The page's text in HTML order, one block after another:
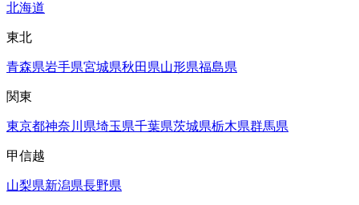
北海道
東北
青森県岩手県宮城県秋田県山形県福島県
関東
東京都神奈川県埼玉県千葉県茨城県栃木県群馬県
甲信越
山梨県新潟県長野県